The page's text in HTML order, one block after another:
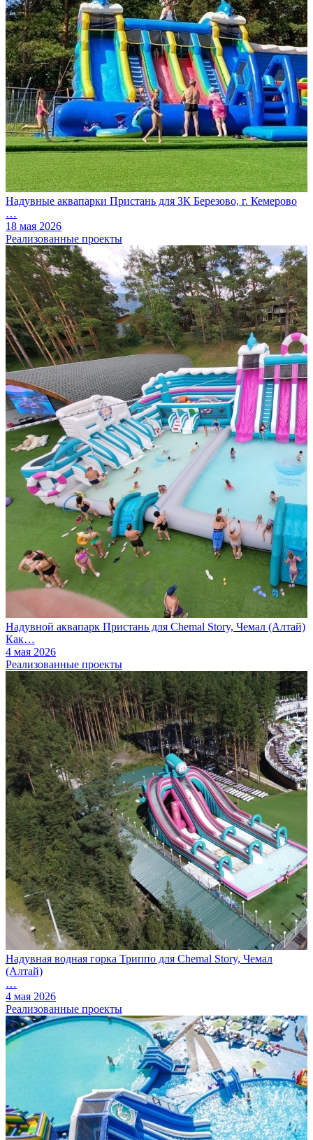
Надувные аквапарки Пристань для ЗК Березово, г. Кемерово
…
18 мая 2026
Реализованные проекты
Надувной аквапарк Пристань для Chemal Story, Чемал (Алтай)
Как…
4 мая 2026
Реализованные проекты
Надувная водная горка Триппо для Chemal Story, Чемал
(Алтай)
…
4 мая 2026
Реализованные проекты